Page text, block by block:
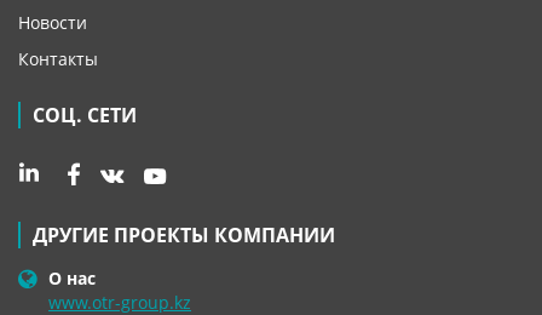
Новости
Контакты
СОЦ. СЕТИ
ДРУГИЕ ПРОЕКТЫ КОМПАНИИ
О нас
www.otr-group.kz